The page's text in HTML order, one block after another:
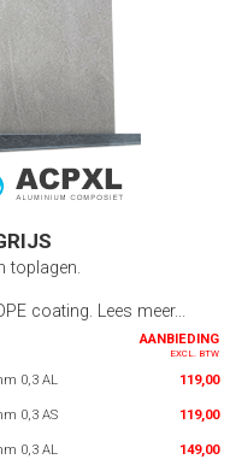
toplagen.
coating. Lees meer...
AANBIEDING
EXCL. BTW
0,3 AL 119,00
0,3 AS 119,00
0,3 AL 149,00